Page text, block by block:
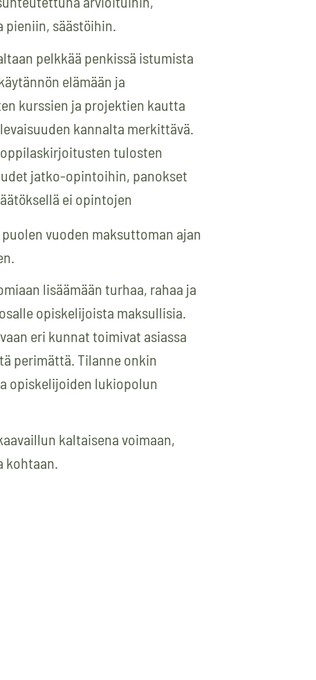
säästöihin.
pelkkää penkissä istumista
elämään ja
kurssien ja projektien kautta
kannalta merkittävä.
tulosten
jatko-opintoihin, panokset
ei opintojen
vuoden maksuttoman ajan
lisäämään turhaa, rahaa ja
opiskelijoista maksullisia.
eri kunnat toimivat asiassa
perimättä. Tilanne onkin
opiskelijoiden lukiopolun
kaltaisena voimaan,